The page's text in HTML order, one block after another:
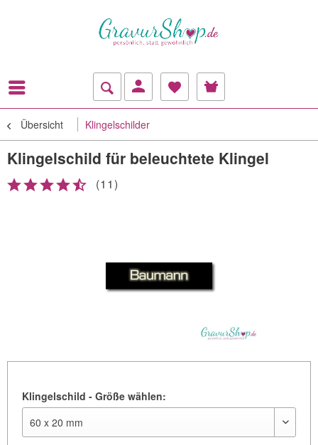
Übersicht Klingelschilder
Klingelschild für beleuchtete Klingel
(11)
Klingelschild - Größe wählen: